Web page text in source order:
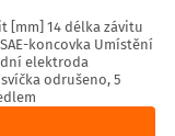
[mm] 14 délka závitu
koncovka Umístění
elektroda
odrušeno, 5